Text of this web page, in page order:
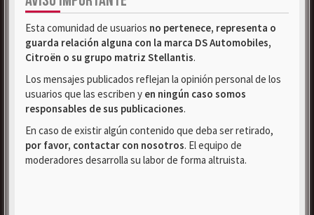
Esta comunidad de usuarios no pertenece, representa o
guarda relación alguna con la marca DS Automobiles,
Citroën o su grupo matriz Stellantis.
Los mensajes publicados reflejan la opinión personal de los
usuarios que las escriben y en ningún caso somos
responsables de sus publicaciones.
En caso de existir algún contenido que deba ser retirado,
por favor, contactar con nosotros. El equipo de
moderadores desarrolla su labor de forma altruista.